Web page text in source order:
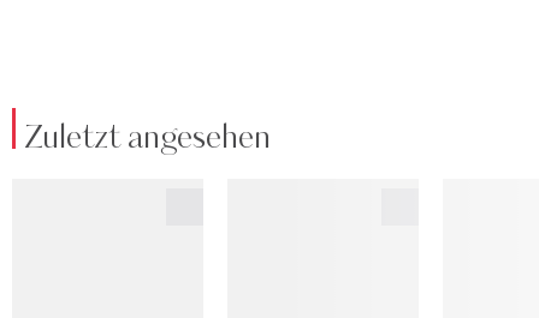
Zuletzt angesehen